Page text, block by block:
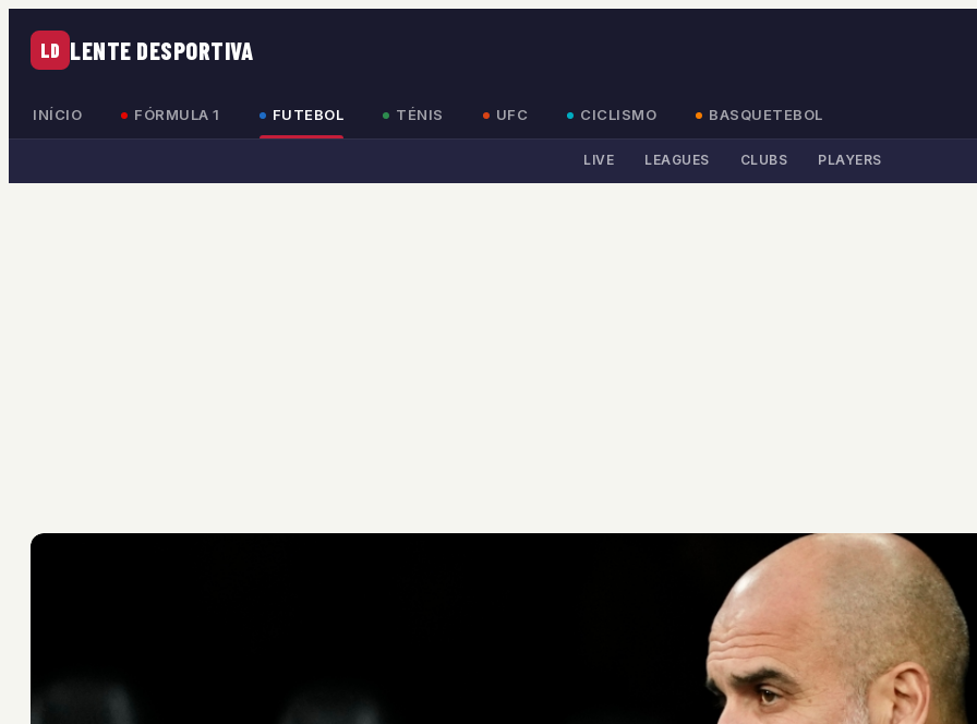
LD LENTE DESPORTIVA
INÍCIO FÓRMULA 1 FUTEBOL TÉNIS UFC CICLISMO BASQUETEBOL
LIVE LEAGUES CLUBS PLAYERS